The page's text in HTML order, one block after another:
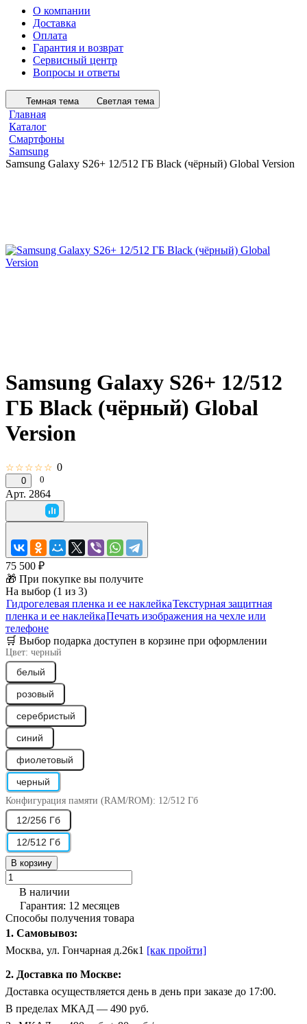
О компании
Доставка
Оплата
Гарантия и возврат
Сервисный центр
Вопросы и ответы
Темная тема Светлая тема
Главная
Каталог
Смартфоны
Samsung
Samsung Galaxy S26+ 12/512 ГБ Black (чёрный) Global Version
Samsung Galaxy S26+ 12/512
ГБ Black (чёрный) Global
Version
☆☆☆☆☆ 0
0 0
Арт. 2864
75 500 ₽
🎁 При покупке вы получите
На выбор (1 из 3)
Гидрогелевая пленка и ее наклейкаТекстурная защитная
пленка и ее наклейкаПечать изображения на чехле или
телефоне
🛒 Выбор подарка доступен в корзине при оформлении
Цвет: черный
белый
розовый
серебристый
синий
фиолетовый
черный
Конфигурация памяти (RAM/ROM): 12/512 Гб
12/256 Гб
12/512 Гб
В корзину
В наличии
Гарантия: 12 месяцев
Способы получения товара
1. Самовывоз:
Москва, ул. Гончарная д.26к1 [как пройти]
2. Доставка по Москве:
Доставка осуществляется день в день при заказе до 17:00.
В пределах МКАД — 490 руб.